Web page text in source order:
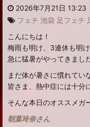
2026年7月21日 13:23
フェチ 池袋 足フェチ
こんにちは！
梅雨も明け、3連休も明け
急に猛暑がやってきまし
まだ体が暑さに慣れて
皆さま、熱中症には十分
そんな本日のオススメガ
朝葉玲奈さん